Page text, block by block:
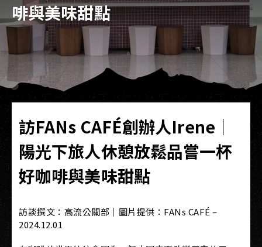
啡與美味甜點
訪FANs CAFÉ創辦人Irene｜
陽光下旅人休憩放鬆品嘗一杯
好咖啡與美味甜點
訪談撰文：高流公關部｜圖片提供：FANs CAFÉ –
2024.12.01